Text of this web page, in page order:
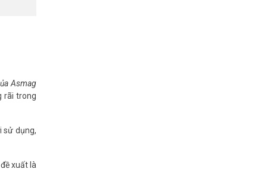
Asmag
rãi trong
sử dụng,
xuất là